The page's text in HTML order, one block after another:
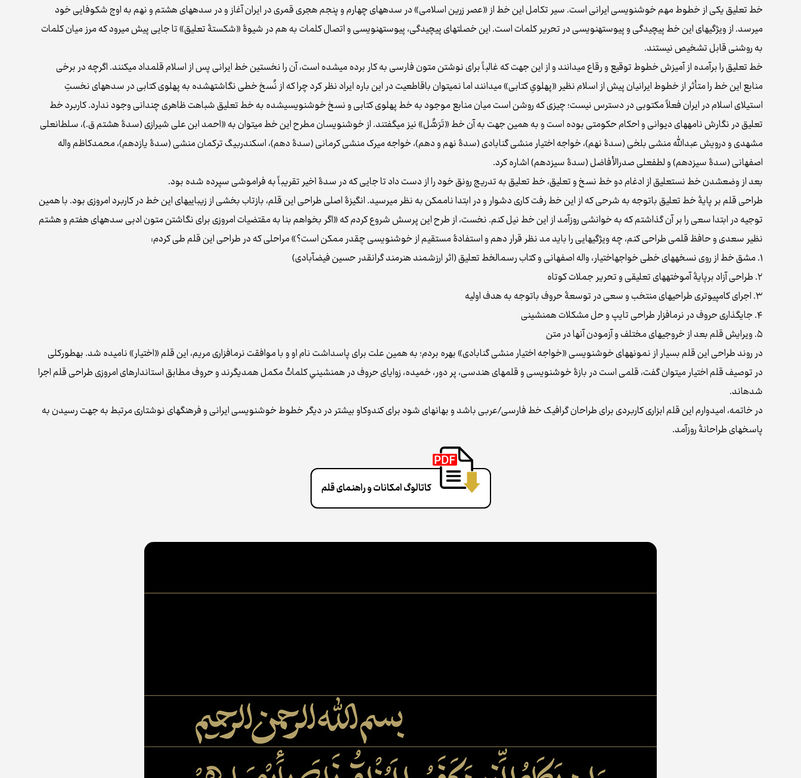
خط تعلیق یکی از خطوط مهم خوشنویسی ایرانی است. سیر تکامل این خط از «عصر زرين اسلامی» در سده‌های چهارم و پنجم هجری قمری در ایران آغاز و در سده‌های هشتم و نهم به اوج شکوفایی خود
می‌رسد. از ویژگی‌های این خط پیچیدگی و پیوسته‌نویسی در تحریر کلمات است. این خصلت‌های پیچیدگی، پیوسته‌نویسی و اتصال کلمات به هم در شیوۀ «شکستۀ تعلیق» تا جایی پیش می‌رود که مرز میان کلمات
به روشنی قابل تشخیص نیستند.
خط تعلیق را برآمده از آمیزش خطوط توقیع و رقاع می‌دانند و از این جهت که غالباً برای نوشتن متون فارسی به کار برده می‌شده است، آن را نخستين خط ایرانی پس از اسلام قلمداد می‌کنند. اگرچه در برخی
منابع این خط را متأثر از خطوط ایرانیان پیش از اسلام نظیر «پهلویِ کتابی» می‌دانند اما نمی‌توان باقاطعیت در این باره ایراد نظر کرد چرا که از نُسخ خطی نگاشته‌شده به پهلوی کتابی در سده‌های نخستِ
استیلای اسلام در ایران فعلاً مکتوبی در دسترس نیست؛ چیزی که روشن است میان منابع موجود به خط پهلوی کتابی و نسخ خوشنویسی‌شده به خط تعلیق شباهت ظاهری چندانی وجود ندارد. کاربرد خط
تعلیق در نگارش نامه‌های دیوانی و احکام حکومتی بوده است و به همین جهت به آن خط «تَرَسُّل» نیز می‌گفتند. از خوشنویسان مطرح این خط می‌توان به «احمد ابن علی شیرازی (سدۀ هشتم ق.)، سلطانعلی
مشهدی و درویش عبدالله منشی بلخی (سدۀ نهم)، خواجه اختیار منشی گنابادی (سدۀ نهم و دهم)، خواجه میرک منشی کرمانی (سدۀ دهم)، اسکندربیگ ترکمان منشی (سدۀ یازدهم)، محمدکاظم واله
اصفهانی (سدۀ سیزدهم) و لطفعلی صدرالأفاضل (سدۀ سیزدهم) اشاره کرد.
بعد از وضع‌شدن خط نستعلیق از ادغام دو خط نسخ و تعلیق، خط تعلیق به تدریج رونق خود را از دست داد تا جایی که در سدۀ اخیر تقریباً به فراموشی سپرده شده بود.
طراحی قلم بر پایۀ خط تعلیق باتوجه به شرحی که از این خط رفت کاری دشوار و در ابتدا ناممکن به نظر می‌رسید. انگیزۀ اصلی طراحی این قلم، بازتاب بخشی از زیبایی‌های این خط در کاربرد امروزی بود. با همین
توجیه در ابتدا سعی را بر آن گذاشتم که به خوانشی روزآمد از این خط نیل کنم. نخست، از طرح این پرسش شروع کردم که «اگر بخواهم بنا به مقتضیات امروزی برای نگاشتن متون ادبی سده‌های هفتم و هشتم
نظیر سعدی و حافظ قلمی طراحی کنم، چه ویژگی‌هایی را باید مد نظر قرار دهم و استفادۀ مستقیم از خوشنویسی چقدر ممکن است؟» مراحلی که در طراحی این قلم طی کردم:
۱. مشق‌ خط از روی نسخه‌های خطی خواجه‌اختیار، واله اصفهانی و کتاب رسم‌الخط تعلیق (اثر ارزشمند هنرمند گرانقدر حسین فیض‌آبادی)
۲. طراحی آزاد برپایۀ آموخته‌های تعلیقی و تحریر جملات کوتاه
۳. اجرای کامپیوتری طراحی‌های منتخب و سعی در توسعۀ حروف باتوجه به هدف اولیه
۴. جای‌گذاری حروف در نرم‌افزار طراحی تایپ و حل مشکلات همنشینی
۵. ویرایش قلم بعد از خروجی‌های مختلف و آزمودن آنها در متن
در روند طراحی این قلم بسیار از نمونه‌های خوشنویسی «خواجه اختیار منشی گنابادی» بهره بردم؛ به همین علت برای پاس‌داشت نام او و با موافقت نرم‌افزاری مریم، این قلم «اختیار» نامیده شد. به‌طورکلی
در توصیف قلم اختیار می‌توان گفت، قلمی است در بازۀ خوشنویسی و قلم‌های هندسی، پر دور، خمیده، زوایای حروف در همنشینیِ کلماتْ مکمل همدیگرند و حروف مطابق استاندارهای امروزی طراحی قلم اجرا
شده‌اند.
در خاتمه، امیدوارم این قلم ابزاری کاربردی برای طراحان گرافیک خط فارسی/عربی باشد و بهانه‌ای شود برای کندوکاو بیشتر در دیگر خطوط خوشنویسی ایرانی و فرهنگ‌های نوشتاری مرتبط به جهت رسیدن به
پاسخ‌های طراحانۀ روزآمد.
کاتالوگ امکانات و راهنمای قلم